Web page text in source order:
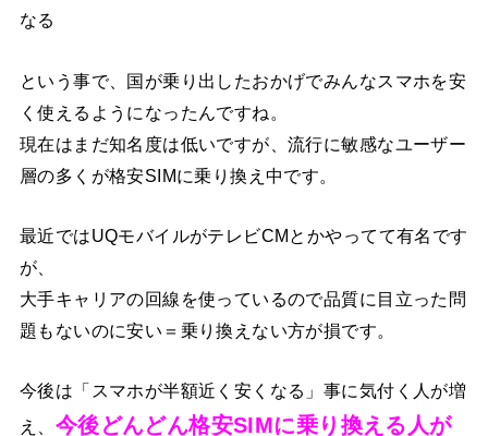
なる
という事で、国が乗り出したおかげでみんなスマホを安
く使えるようになったんですね。
現在はまだ知名度は低いですが、流行に敏感なユーザー
層の多くが格安SIMに乗り換え中です。
最近ではUQモバイルがテレビCMとかやってて有名です
が、
大手キャリアの回線を使っているので品質に目立った問
題もないのに安い＝乗り換えない方が損です。
今後は「スマホが半額近く安くなる」事に気付く人が増
え、 今後どんどん格安SIMに乗り換える人が